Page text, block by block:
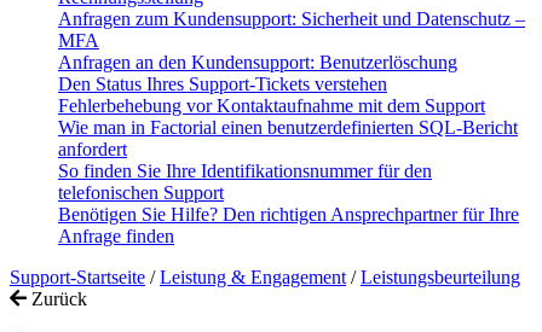
Anfragen zum Kundensupport: Sicherheit und Datenschutz –
MFA
Anfragen an den Kundensupport: Benutzerlöschung
Den Status Ihres Support-Tickets verstehen
Fehlerbehebung vor Kontaktaufnahme mit dem Support
Wie man in Factorial einen benutzerdefinierten SQL-Bericht
anfordert
So finden Sie Ihre Identifikationsnummer für den
telefonischen Support
Benötigen Sie Hilfe? Den richtigen Ansprechpartner für Ihre
Anfrage finden
Support-Startseite / Leistung & Engagement / Leistungsbeurteilung
Zurück